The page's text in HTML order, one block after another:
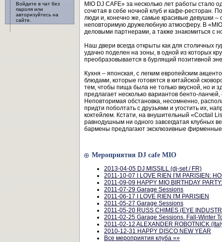
Войдите в чат без
пароля или
авторизуйтесь на
сайте.
MIO DJ CAFE» за несколько лет работы стало
сочетая в себе ночной клуб и кафе-ресторан.
люди и, конечно же, самые красивые девушки –
неповторимую дружелюбную атмосферу. В
деловыми партнерами, а также знакомиться с
Наш двери всегда открыты как для столичных
удачно поделен на зоны, в одной из которых
преобразовывается в бурлящий позитивной
Кухня – японская, с легким европейским
блюдами, которые готовятся в китайской
тем, чтобы пища была не только вкусной, но и
предлагает несколько вариантов бенто-
Неповторимая обстановка, несомненно,
придти поболтать с друзьями и угостить их,
коктейлем. Кстати, на внушительный «Coctail
равнодушным ни одного завсегдатая клубных
бармены предлагают эксклюзивные
Мероприятия DJ cafe MIO
2013-04-05 DJ MISSILL (dj-set / FR)
2011-10-07 I LOVE RIEN I’M PARISIEN:
2011-09-09 HAPPY MIO BIRTHDAY
2011-07-29 Garage Sessions
2011-06-17 I LOVE RIEN I'M PARISIEN
2011-05-27 Garage Sessions
2011-05-20 RUSS CHIMES (EYE
2011-02-25 Garage Sessions. Fall-Winter
2011-02-12 ALEXANDER ROBOTNICK
2010-12-31 HAPPY DISCO NEW YEAR
Все мероприятия клуба »»